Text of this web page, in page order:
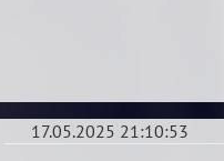
16.05.2025
17.05.2025 21:10:53